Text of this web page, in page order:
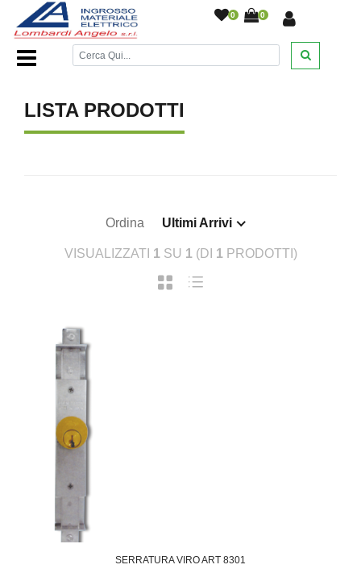
0 0
Home Page//
LISTA PRODOTTI
Ordina Ultimi Arrivi
VISUALIZZATI 1 SU 1 (DI 1 PRODOTTI)
SERRATURA VIRO ART 8301